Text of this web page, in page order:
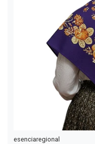
esenciaregional